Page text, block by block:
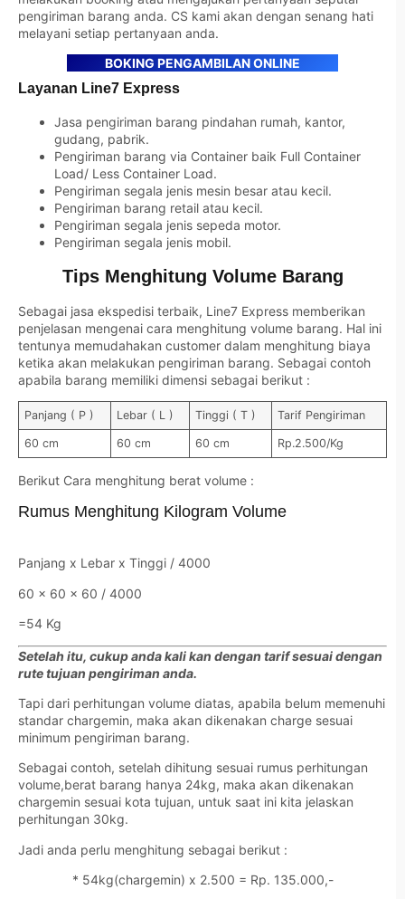
pengiriman barang anda. CS kami akan dengan senang hati
melayani setiap pertanyaan anda.
BOKING PENGAMBILAN ONLINE
Layanan Line7 Express
Jasa pengiriman barang pindahan rumah, kantor,
gudang, pabrik.
Pengiriman barang via Container baik Full Container
Load/ Less Container Load.
Pengiriman segala jenis mesin besar atau kecil.
Pengiriman barang retail atau kecil.
Pengiriman segala jenis sepeda motor.
Pengiriman segala jenis mobil.
Tips Menghitung Volume Barang
Sebagai jasa ekspedisi terbaik, Line7 Express memberikan
penjelasan mengenai cara menghitung volume barang. Hal ini
tentunya memudahakan customer dalam menghitung biaya
ketika akan melakukan pengiriman barang. Sebagai contoh
apabila barang memiliki dimensi sebagai berikut :
Panjang ( P ) Lebar ( L ) Tinggi ( T ) Tarif Pengiriman
60 cm 60 cm 60 cm Rp.2.500/Kg
Berikut Cara menghitung berat volume :
Rumus Menghitung Kilogram Volume
Panjang x Lebar x Tinggi / 4000
60 x 60 x 60 / 4000
=54 Kg
Setelah itu, cukup anda kali kan dengan tarif sesuai dengan
rute tujuan pengiriman anda.
Tapi dari perhitungan volume diatas, apabila belum memenuhi
standar chargemin, maka akan dikenakan charge sesuai
minimum pengiriman barang.
Sebagai contoh, setelah dihitung sesuai rumus perhitungan
volume,berat barang hanya 24kg, maka akan dikenakan
chargemin sesuai kota tujuan, untuk saat ini kita jelaskan
perhitungan 30kg.
Jadi anda perlu menghitung sebagai berikut :
* 54kg(chargemin) x 2.500 = Rp. 135.000,-